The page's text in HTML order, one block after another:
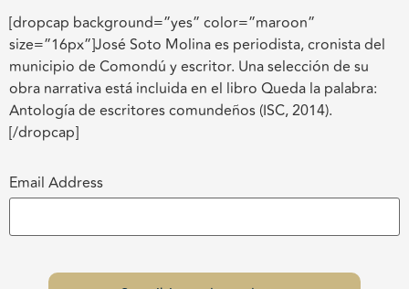
[dropcap background=”yes” color=”maroon”
size=”16px”]José Soto Molina es periodista, cronista del
municipio de Comondú y escritor. Una selección de su
obra narrativa está incluida en el libro Queda la palabra:
Antología de escritores comundeños (ISC, 2014).
[/dropcap]
Email Address